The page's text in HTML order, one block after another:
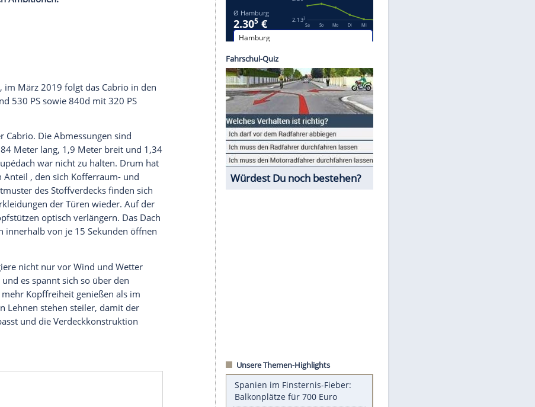
Fabian Kirchbauer/BMW
2019. Dann steht der Vier- oder - vielleicht eher -
Händler, im März 2019 folgt das Cabrio als
840d mit 320 PS starkem Sechszylinder-Diesel.
sportlichen Ambitionen.
Händler, im
in den
und 530 PS sowie 840d mit 320 PS
BMW8erCabrio. Die Abmessungen sind
ist 4,84Meterlang, 1,9 breit und 1,34
Coupédach war nicht zu halten. Drum hat
Anteil , den sich Kofferraum- und
und Nahtmuster des Stoffverdecks finden sich
Innenverkleidungen der Türen wieder. Auf der
die Kopfstützen optisch verlängern. Das Dach